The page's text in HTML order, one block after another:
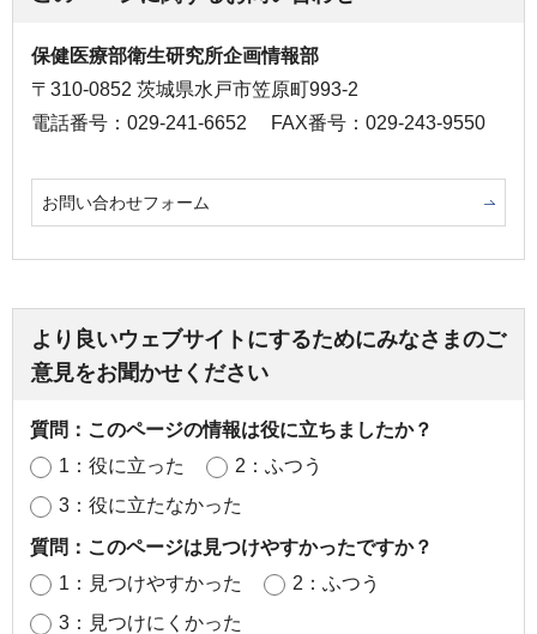
保健医療部衛生研究所企画情報部
〒310-0852 茨城県水戸市笠原町993-2
電話番号：029-241-6652
FAX番号：029-243-9550
お問い合わせフォーム
より良いウェブサイトにするためにみなさまのご
意見をお聞かせください
質問：このページの情報は役に立ちましたか？
1：役に立った
2：ふつう
3：役に立たなかった
質問：このページは見つけやすかったですか？
1：見つけやすかった
2：ふつう
3：見つけにくかった